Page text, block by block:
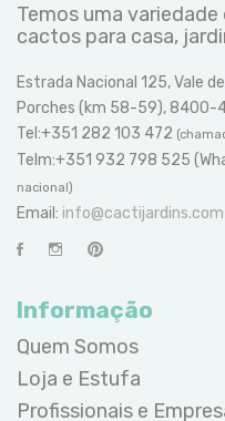
Temos uma
cactos para casa,
Estrada Nacional 125, Vale
Porches (km 58-59), 8400-
Tel:+351 282 103 472
Telm:+351 932 798 525
nacional)
Email: info@cactijardins.com
Informação
Quem Somos
Loja e Estufa
Profissionais e